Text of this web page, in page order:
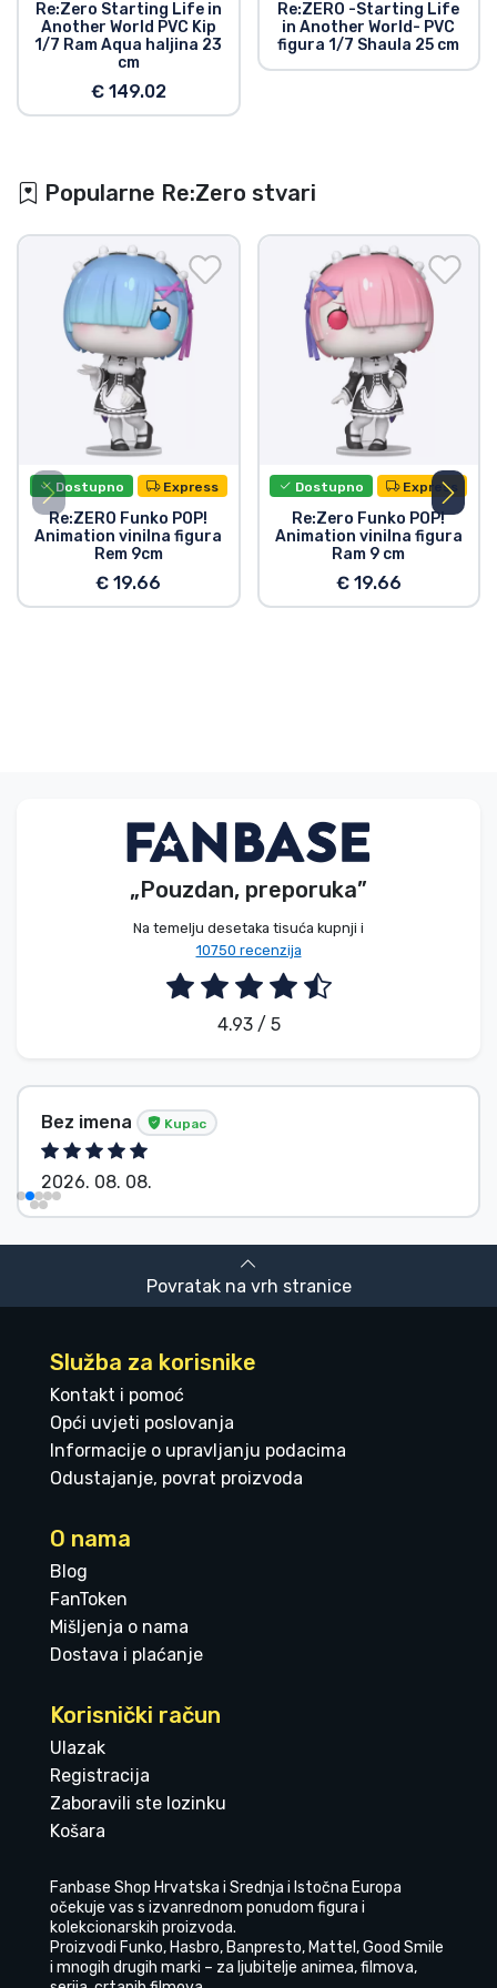
Re:Zero Starting Life in
Another World PVC Kip
1/7 Ram Aqua haljina 23
cm
€ 149.02
Re:ZERO -Starting Life
in Another World- PVC
figura 1/7 Shaula 25 cm
Popularne Re:Zero stvari
Dostupno Express
Re:ZERO Funko POP!
Animation vinilna figura
Rem 9cm
€ 19.66
Dostupno Express
Re:Zero Funko POP!
Animation vinilna figura
Ram 9 cm
€ 19.66
„Pouzdan, preporuka”
Na temelju desetaka tisuća kupnji i
10750 recenzija
4.93 / 5
Bez imena Kupac
2026. 08. 08.
Povratak na vrh stranice
Služba za korisnike
Kontakt i pomoć
Opći uvjeti poslovanja
Informacije o upravljanju podacima
Odustajanje, povrat proizvoda
O nama
Blog
FanToken
Mišljenja o nama
Dostava i plaćanje
Korisnički račun
Ulazak
Registracija
Zaboravili ste lozinku
Košara
Fanbase Shop Hrvatska i Srednja i Istočna Europa
očekuje vas s izvanrednom ponudom figura i
kolekcionarskih proizvoda.
Proizvodi Funko, Hasbro, Banpresto, Mattel, Good Smile
i mnogih drugih marki – za ljubitelje animea, filmova,